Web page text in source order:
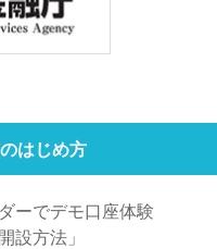
はじめ方
ーでデモ口座体験
設方法」